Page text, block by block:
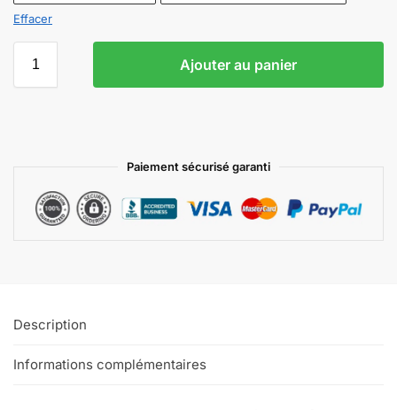
Effacer
Ajouter au panier
Paiement sécurisé garanti
Description
Informations complémentaires